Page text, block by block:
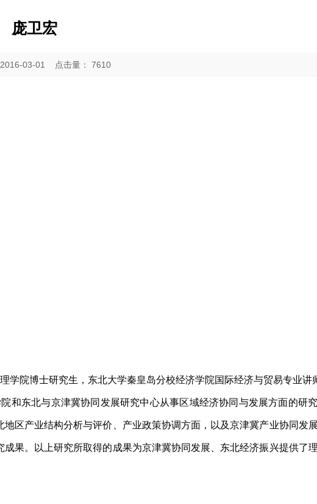
庞卫宏
03-01 点击量： 7610
院博士研究生，东北大学秦皇岛分校经济学院国际经济与贸易专业讲
和东北与京津冀协同发展研究中心从事区域经济协同与发展方面的研
区产业结构分析与评价、产业政策协调方面，以及京津冀产业协同发
果。以上研究所取得的成果为京津冀协同发展、东北经济振兴提供了